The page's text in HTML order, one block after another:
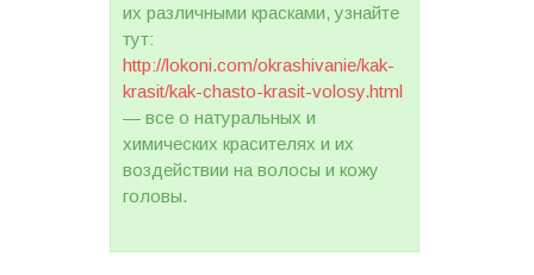
их различными красками, узнайте
тут:
http://lokoni.com/okrashivanie/kak-
krasit/kak-chasto-krasit-volosy.html
— все о натуральных и
химических красителях и их
воздействии на волосы и кожу
головы.